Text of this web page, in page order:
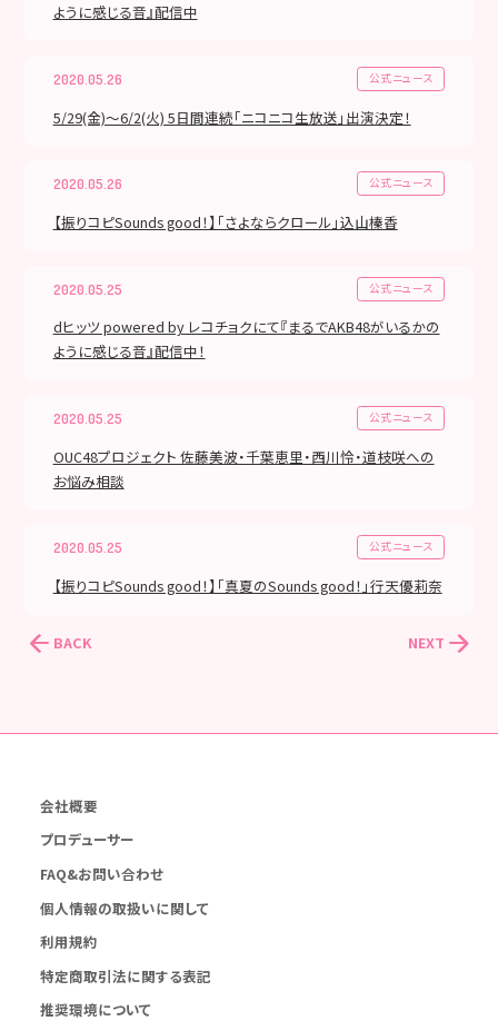
ように感じる音』配信中
2020.05.26 公式ニュース
5/29(金)〜6/2(火) 5日間連続「ニコニコ生放送」出演決定！
2020.05.26 公式ニュース
【振りコピSounds good！】「さよならクロール」込山榛香
2020.05.25 公式ニュース
dヒッツ powered by レコチョクにて『まるでAKB48がいるかの
ように感じる音』配信中！
2020.05.25 公式ニュース
OUC48プロジェクト 佐藤美波・千葉恵里・西川怜・道枝咲への
お悩み相談
2020.05.25 公式ニュース
【振りコピSounds good！】「真夏のSounds good！」行天優莉奈
BACK NEXT
会社概要
プロデューサー
FAQ&お問い合わせ
個人情報の取扱いに関して
利用規約
特定商取引法に関する表記
推奨環境について